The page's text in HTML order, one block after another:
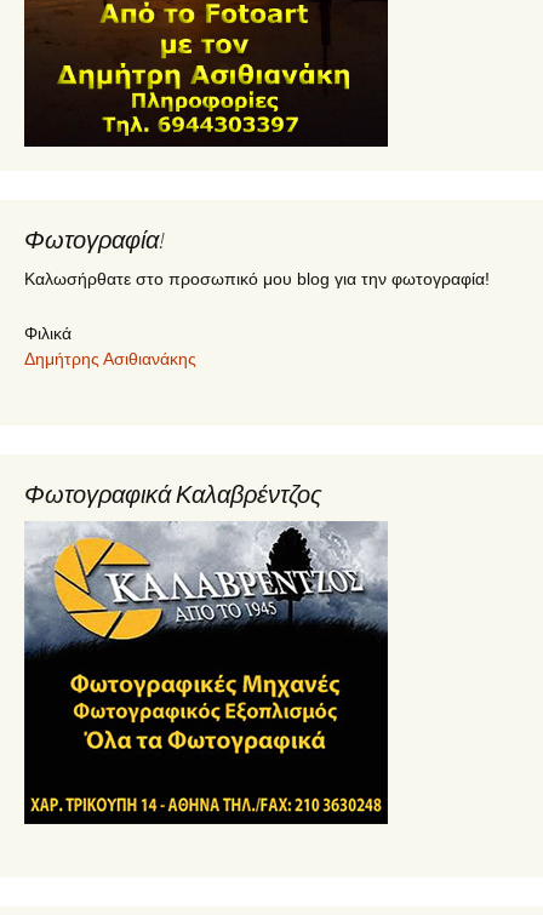
Φωτογραφία!
Καλωσήρθατε στο προσωπικό μου blog για την φωτογραφία!
Φιλικά
Δημήτρης Ασιθιανάκης
Φωτογραφικά Καλαβρέντζος